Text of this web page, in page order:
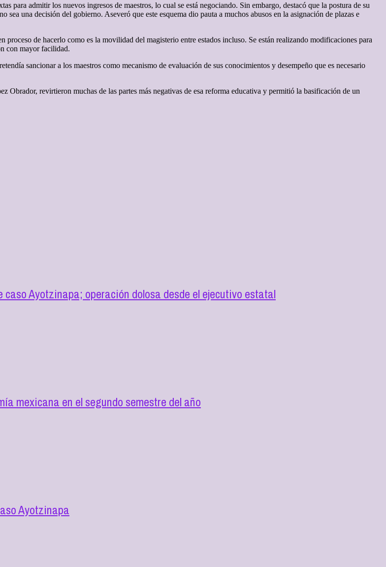
para admitir los nuevos ingresos de maestros, lo cual se está negociando. Sin embargo, destacó que la postura de su
sea una decisión del gobierno. Aseveró que este esquema dio pauta a muchos abusos en la asignación de plazas e
proceso de hacerlo como es la movilidad del magisterio entre estados incluso. Se están realizando modificaciones para
con mayor facilidad.
sancionar a los maestros como mecanismo de evaluación de sus conocimientos y desempeño que es necesario
revirtieron muchas de las partes más negativas de esa reforma educativa y permitió la basificación de un
Ayotzinapa; operación dolosa desde el ejecutivo estatal
mexicana en el segundo semestre del año
Ayotzinapa